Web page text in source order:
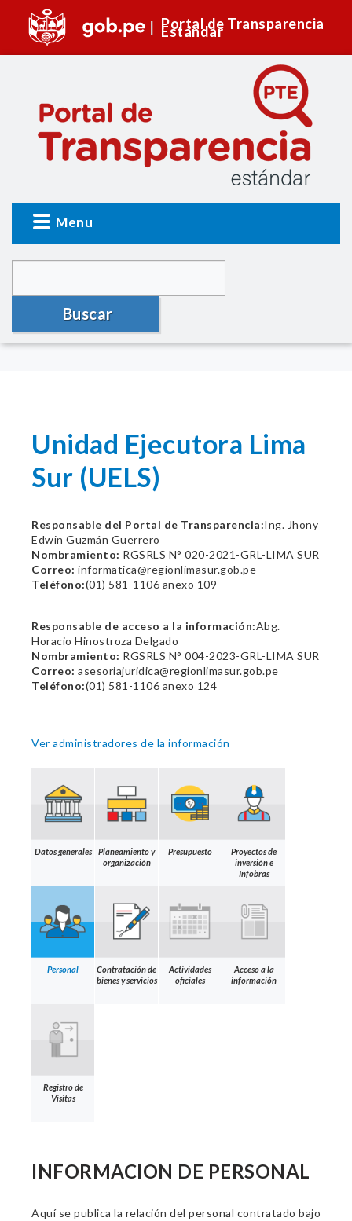
Portal de Transparencia
Estándar
Menu
Buscar
Unidad Ejecutora Lima
Sur (UELS)
Responsable del Portal de Transparencia:Ing. Jhony
Edwin Guzmán Guerrero
Nombramiento: RGSRLS N° 020-2021-GRL-LIMA SUR
Correo: informatica@regionlimasur.gob.pe
Teléfono:(01) 581-1106 anexo 109
Responsable de acceso a la información:Abg.
Horacio Hinostroza Delgado
Nombramiento: RGSRLS N° 004-2023-GRL-LIMA SUR
Correo: asesoriajuridica@regionlimasur.gob.pe
Teléfono:(01) 581-1106 anexo 124
Ver administradores de la información
Datos generales
Planeamiento y
organización
Presupuesto
Proyectos de
inversión e
Infobras
Personal
Contratación de
bienes y servicios
Actividades
oficiales
Acceso a la
información
Registro de
Visitas
INFORMACION DE PERSONAL
Aquí se publica la relación del personal contratado bajo